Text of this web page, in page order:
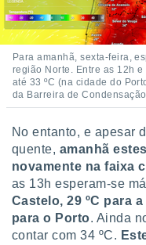
o
de
ou aceder
num
para
utilizar
Para amanhã, sexta-feira,
região Norte. Entre as 12h
até 33 ºC (na cidade do
da Barreira de
No entanto, e apesar
quente, amanhã
novamente na faixa
as 13h esperam-se
Castelo, 29 ºC para
para o Porto. Ainda
contar com 34 ºC.